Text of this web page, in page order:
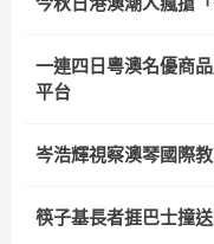
一連四日粵澳名優商
平台
岑浩輝視察澳琴國際
筷子基長者捱巴士撞